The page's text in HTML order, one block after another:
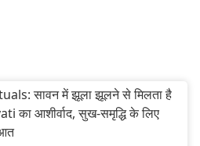
सावन में झूला झूलने से मिलता है
का आशीर्वाद, सुख-समृद्धि के लिए